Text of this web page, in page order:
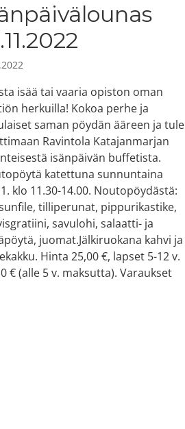
isää tai vaaria opiston oman
herkuilla! Kokoa perhe ja
saman pöydän ääreen ja tule
Ravintola Katajanmarjan
isänpäivän buffetista.
katettuna sunnuntaina
klo 11.30-14.00. Noutopöydästä:
tilliperunat, pippurikastike,
savulohi, salaatti- ja
juomat.Jälkiruokana kahvi ja
Hinta 25,00 €, lapset 5-12 v.
€ (alle 5 v. maksutta). Varaukset